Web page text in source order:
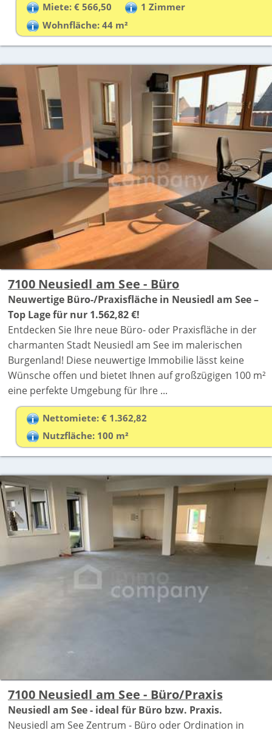
Miete: € 566,50
1 Zimmer
Wohnfläche: 44 m²
7100 Neusiedl am See - Büro
Neuwertige Büro-/Praxisfläche in Neusiedl am See –
Top Lage für nur 1.562,82 €!
Entdecken Sie Ihre neue Büro- oder Praxisfläche in der
charmanten Stadt Neusiedl am See im malerischen
Burgenland! Diese neuwertige Immobilie lässt keine
Wünsche offen und bietet Ihnen auf großzügigen 100 m²
eine perfekte Umgebung für Ihre ...
Nettomiete: € 1.362,82
Nutzfläche: 100 m²
7100 Neusiedl am See - Büro/Praxis
Neusiedl am See - ideal für Büro bzw. Praxis.
Neusiedl am See Zentrum - Büro oder Ordination in